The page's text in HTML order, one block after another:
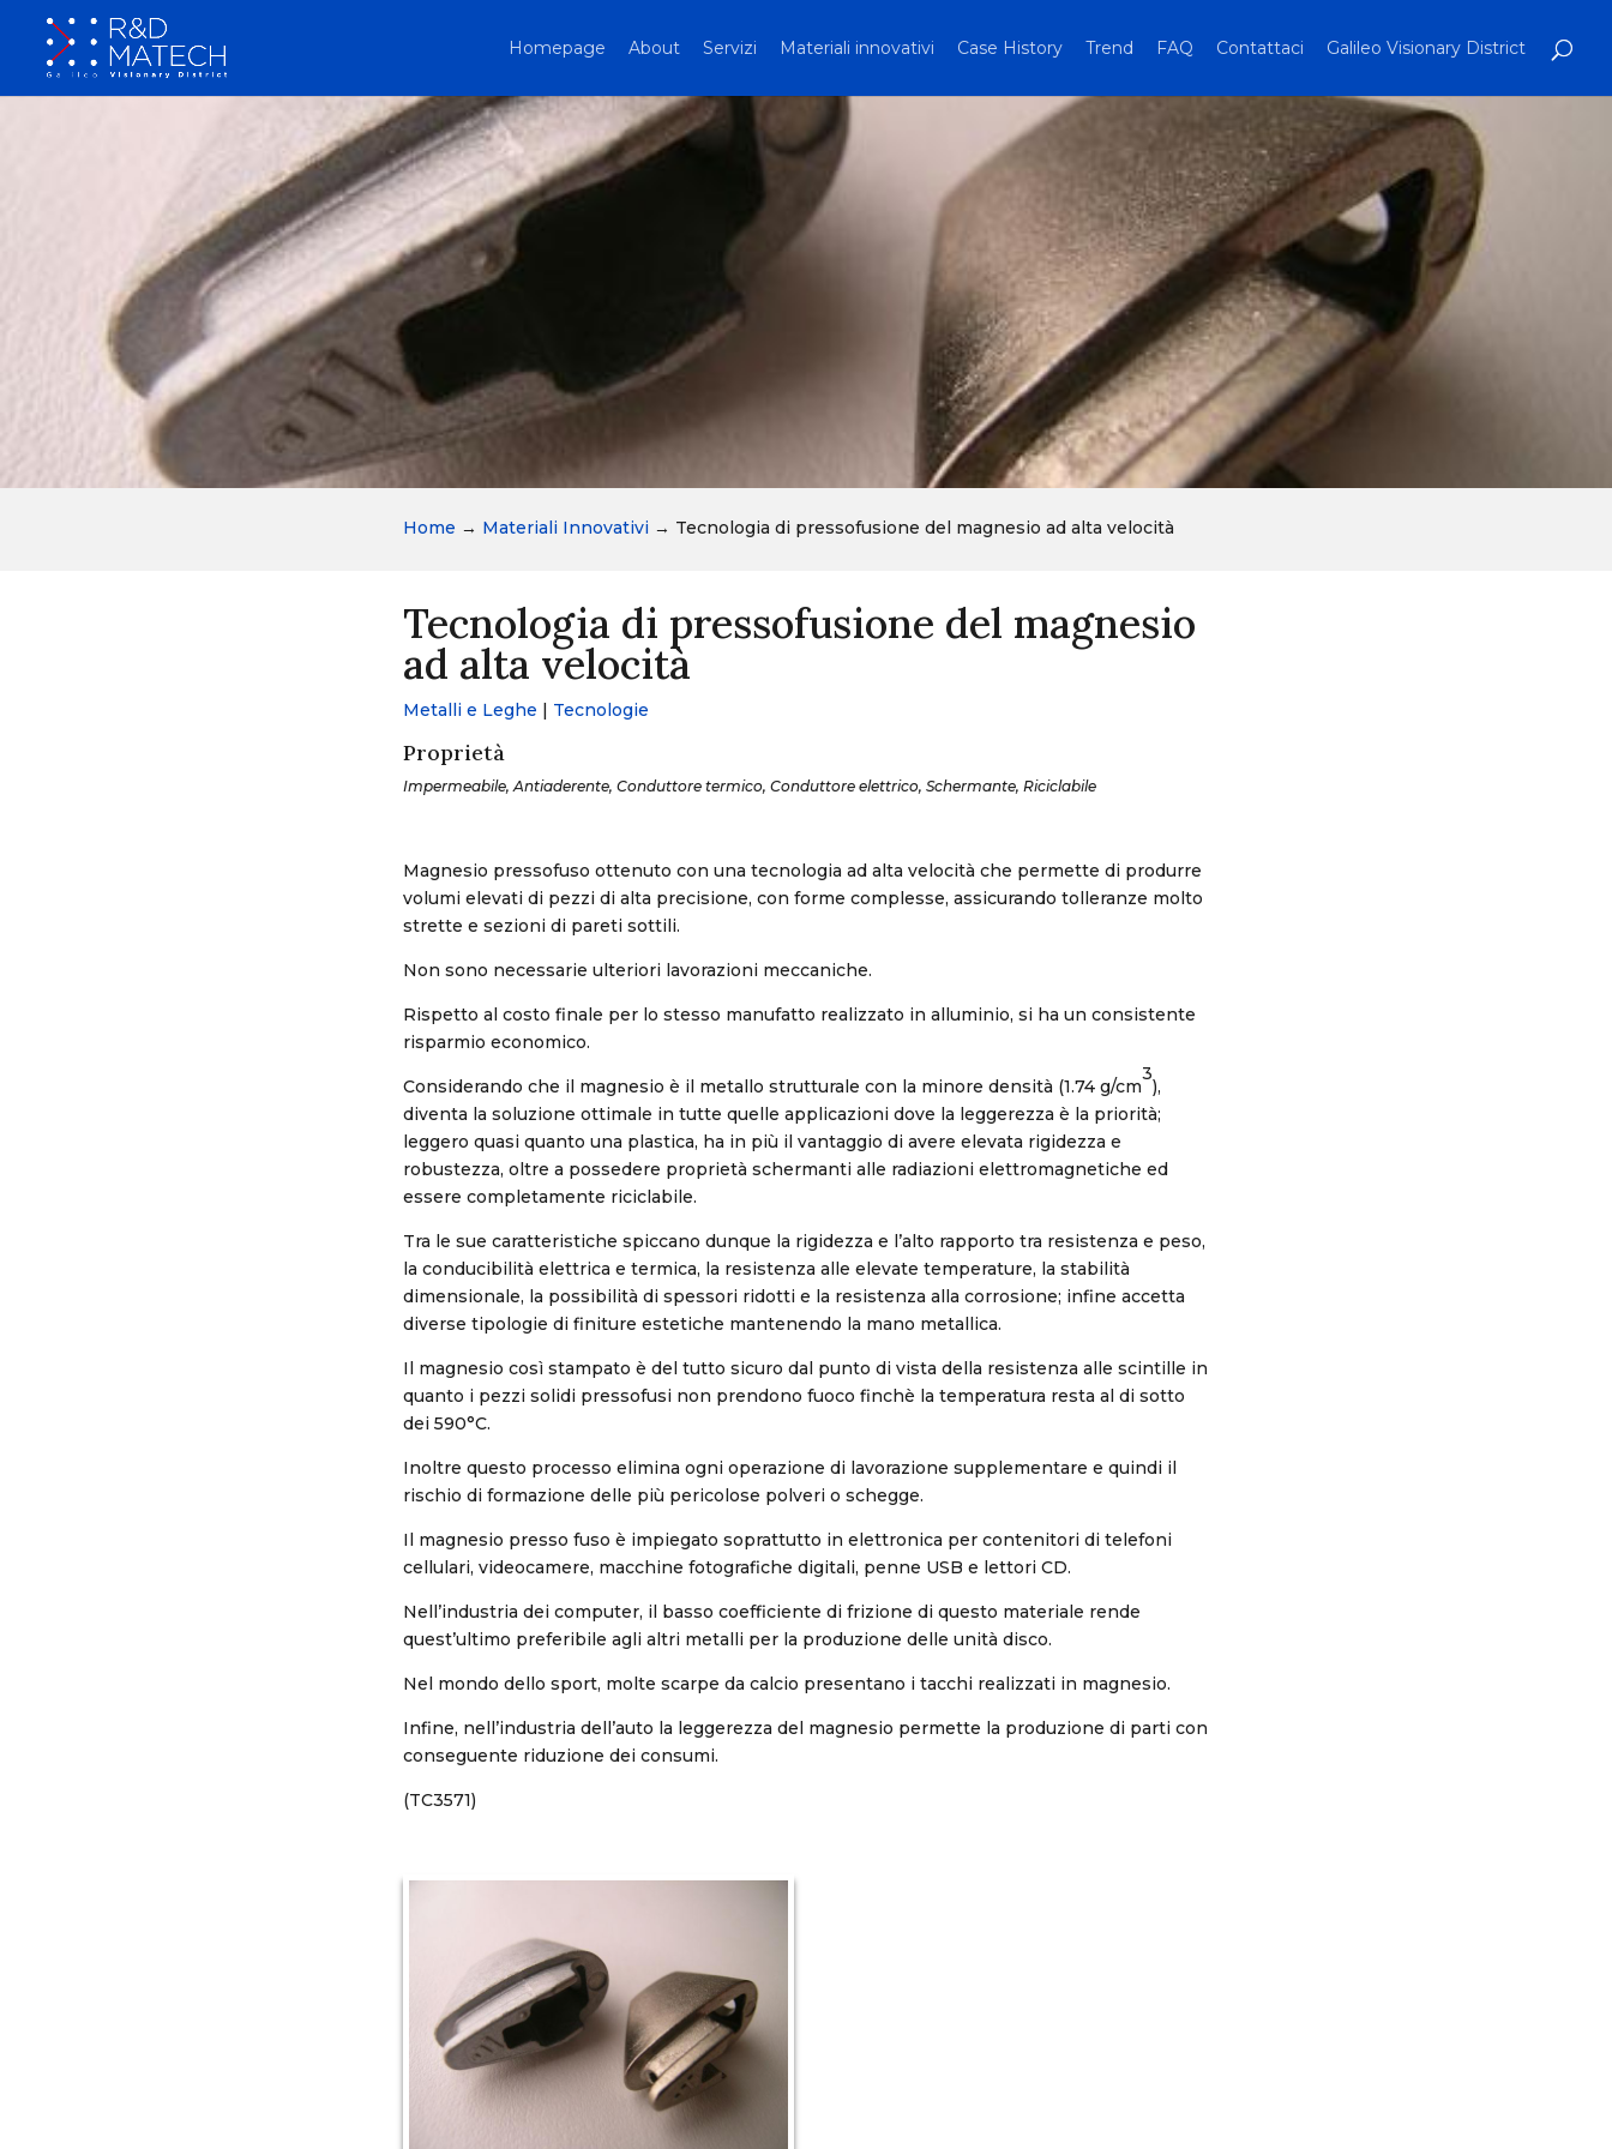
Homepage About Servizi Materiali innovativi Case History Trend FAQ Contattaci Galileo Visionary District
Home → Materiali Innovativi → Tecnologia di pressofusione del magnesio ad alta velocità
Tecnologia di pressofusione del magnesio
ad alta velocità
Metalli e Leghe | Tecnologie
Proprietà
Impermeabile, Antiaderente, Conduttore termico, Conduttore elettrico, Schermante, Riciclabile
Magnesio pressofuso ottenuto con una tecnologia ad alta velocità che permette di produrre
volumi elevati di pezzi di alta precisione, con forme complesse, assicurando tolleranze molto
strette e sezioni di pareti sottili.
Non sono necessarie ulteriori lavorazioni meccaniche.
Rispetto al costo finale per lo stesso manufatto realizzato in alluminio, si ha un consistente
risparmio economico.
Considerando che il magnesio è il metallo strutturale con la minore densità (1.74 g/cm
3
),
diventa la soluzione ottimale in tutte quelle applicazioni dove la leggerezza è la priorità;
leggero quasi quanto una plastica, ha in più il vantaggio di avere elevata rigidezza e
robustezza, oltre a possedere proprietà schermanti alle radiazioni elettromagnetiche ed
essere completamente riciclabile.
Tra le sue caratteristiche spiccano dunque la rigidezza e l’alto rapporto tra resistenza e peso,
la conducibilità elettrica e termica, la resistenza alle elevate temperature, la stabilità
dimensionale, la possibilità di spessori ridotti e la resistenza alla corrosione; infine accetta
diverse tipologie di finiture estetiche mantenendo la mano metallica.
Il magnesio così stampato è del tutto sicuro dal punto di vista della resistenza alle scintille in
quanto i pezzi solidi pressofusi non prendono fuoco finchè la temperatura resta al di sotto
dei 590°C.
Inoltre questo processo elimina ogni operazione di lavorazione supplementare e quindi il
rischio di formazione delle più pericolose polveri o schegge.
Il magnesio presso fuso è impiegato soprattutto in elettronica per contenitori di telefoni
cellulari, videocamere, macchine fotografiche digitali, penne USB e lettori CD.
Nell’industria dei computer, il basso coefficiente di frizione di questo materiale rende
quest’ultimo preferibile agli altri metalli per la produzione delle unità disco.
Nel mondo dello sport, molte scarpe da calcio presentano i tacchi realizzati in magnesio.
Infine, nell’industria dell’auto la leggerezza del magnesio permette la produzione di parti con
conseguente riduzione dei consumi.
(TC3571)